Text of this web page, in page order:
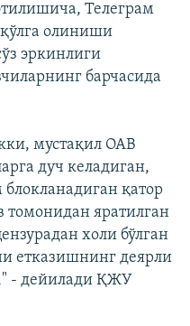
Телеграм
олиниши
эркинлиги
барчасида
мустақил ОАВ
дуч келадиган,
қатор
томонидан яратилган
холи бўлган
етказишнинг деярли
- дейилади ҚЖУ